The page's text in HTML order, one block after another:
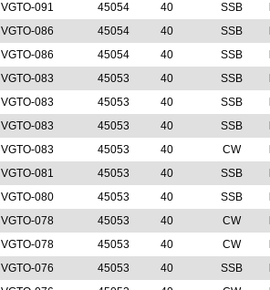
VGTO-091 45054 40 SSB
VGTO-086 45054 40 SSB
VGTO-086 45054 40 SSB
VGTO-083 45053 40 SSB
VGTO-083 45053 40 SSB
VGTO-083 45053 40 SSB
VGTO-083 45053 40 CW
VGTO-081 45053 40 SSB
VGTO-080 45053 40 SSB
VGTO-078 45053 40 CW
VGTO-078 45053 40 CW
VGTO-076 45053 40 SSB